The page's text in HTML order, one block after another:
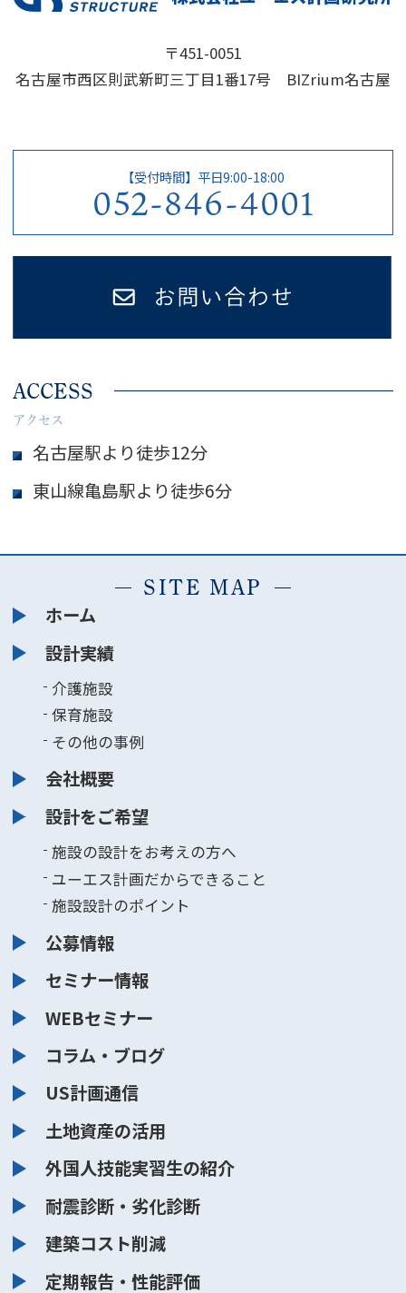
〒451-0051
名古屋市西区則武新町三丁目1番17号 BIZrium名古屋
【受付時間】平日9:00-18:00
052-846-4001
ACCESS
アクセス
名古屋駅より徒歩12分
東山線亀島駅より徒歩6分
SITE MAP
ホーム
設計実績
介護施設
保育施設
その他の事例
会社概要
設計をご希望
施設の設計をお考えの方へ
ユーエス計画だからできること
施設設計のポイント
公募情報
セミナー情報
WEBセミナー
コラム・ブログ
US計画通信
土地資産の活用
外国人技能実習生の紹介
耐震診断・劣化診断
建築コスト削減
定期報告・性能評価